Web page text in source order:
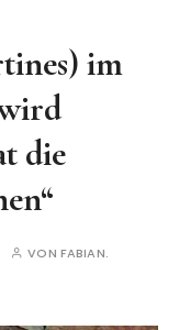
im
die
VON FABIAN.